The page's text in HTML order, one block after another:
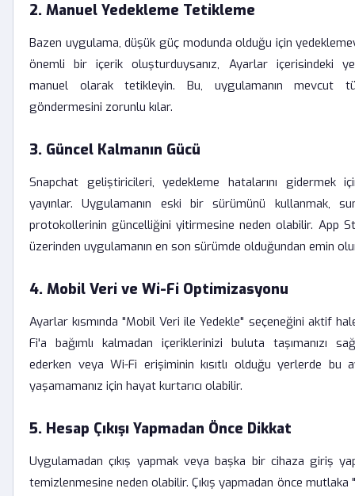
2. Manuel Yedekleme Tetikleme
Bazen uygulama, düşük güç modunda olduğu için
önemli bir içerik oluşturduysanız, Ayarlar içerisindeki
manuel olarak tetikleyin. Bu, uygulamanın mevcut
göndermesini zorunlu kılar.
3. Güncel Kalmanın Gücü
Snapchat geliştiricileri, yedekleme hatalarını gidermek
yayınlar. Uygulamanın eski bir sürümünü kullanmak,
protokollerinin güncelliğini yitirmesine neden olabilir. App
üzerinden uygulamanın en son sürümde olduğundan emin
4. Mobil Veri ve Wi-Fi Optimizasyonu
Ayarlar kısmında "Mobil Veri ile Yedekle" seçeneğini aktif
Fi'a bağımlı kalmadan içeriklerinizi buluta taşımanızı
ederken veya Wi-Fi erişiminin kısıtlı olduğu yerlerde bu
yaşamamanız için hayat kurtarıcı olabilir.
5. Hesap Çıkışı Yapmadan Önce Dikkat
Uygulamadan çıkış yapmak veya başka bir cihaza giriş
temizlenmesine neden olabilir. Çıkış yapmadan önce mutlaka